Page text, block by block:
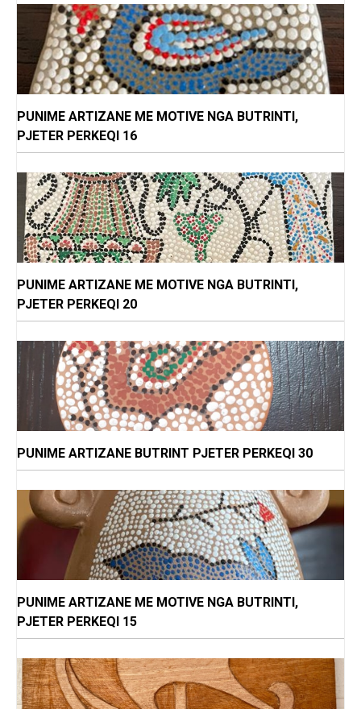
PUNIME ARTIZANE ME MOTIVE NGA BUTRINTI,
PJETER PERKEQI 16
PUNIME ARTIZANE ME MOTIVE NGA BUTRINTI,
PJETER PERKEQI 20
PUNIME ARTIZANE BUTRINT PJETER PERKEQI 30
PUNIME ARTIZANE ME MOTIVE NGA BUTRINTI,
PJETER PERKEQI 15